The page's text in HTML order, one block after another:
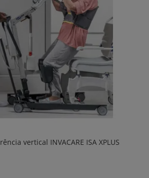
vertical INVACARE ISA XPLUS